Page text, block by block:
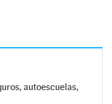
autoescuelas,